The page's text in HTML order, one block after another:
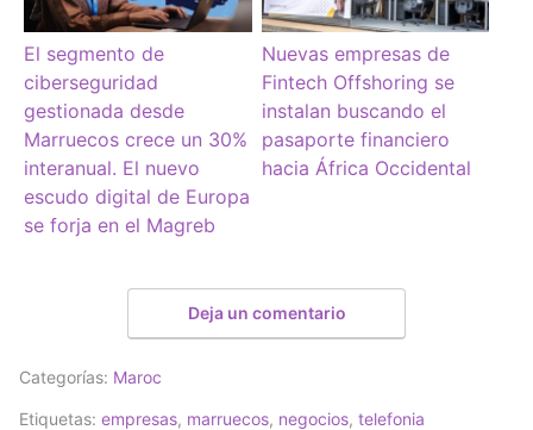
El segmento de
ciberseguridad
gestionada desde
Marruecos crece un 30%
interanual. El nuevo
escudo digital de Europa
se forja en el Magreb
Nuevas empresas de
Fintech Offshoring se
instalan buscando el
pasaporte financiero
hacia África Occidental
Deja un comentario
Categorías: Maroc
Etiquetas: empresas, marruecos, negocios, telefonia